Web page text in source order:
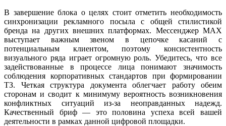
В завершение блока о целях стоит отметить необходимость
синхронизации рекламного посыла с общей стилистикой
бренда на других внешних платформах. Мессенджер MAX
выступает важным звеном в цепочке касаний с
потенциальным клиентом, поэтому консистентность
визуального ряда играет огромную роль. Убедитесь, что все
задействованные в процессе лица понимают значимость
соблюдения корпоративных стандартов при формировании
ТЗ. Четкая структура документа облегчает работу обеим
сторонам и сводит к минимуму вероятность возникновения
конфликтных ситуаций из-за неоправданных надежд.
Качественный бриф — это половина успеха всей вашей
деятельности в рамках данной цифровой площадки.